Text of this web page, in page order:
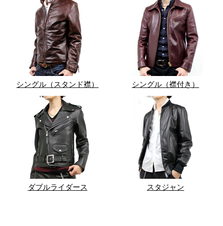
シングル（スタンド襟） シングル（襟付き）
ダブルライダース スタジャン